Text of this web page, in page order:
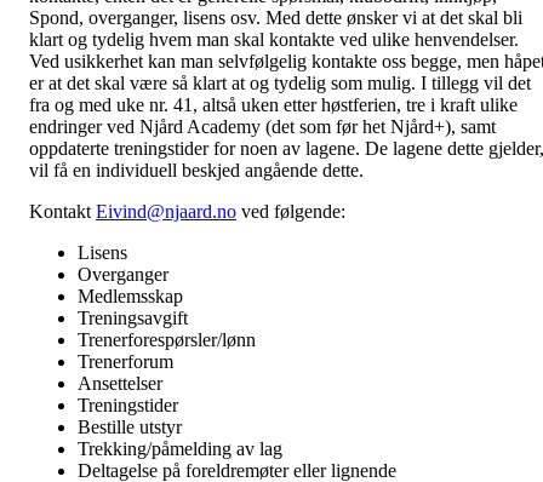
Spond, overganger, lisens osv. Med dette ønsker vi at det skal bli
klart og tydelig hvem man skal kontakte ved ulike henvendelser.
Ved usikkerhet kan man selvfølgelig kontakte oss begge, men
er at det skal være så klart at og tydelig som mulig. I tillegg vil det
fra og med uke nr. 41, altså uken etter høstferien, tre i kraft ulike
endringer ved Njård Academy (det som før het Njård+), samt
oppdaterte treningstider for noen av lagene. De lagene dette gjelder,
vil få en individuell beskjed angående dette.
Kontakt Eivind@njaard.no ved følgende:
Lisens
Overganger
Medlemsskap
Treningsavgift
Trenerforespørsler/lønn
Trenerforum
Ansettelser
Treningstider
Bestille utstyr
Trekking/påmelding av lag
Deltagelse på foreldremøter eller lignende